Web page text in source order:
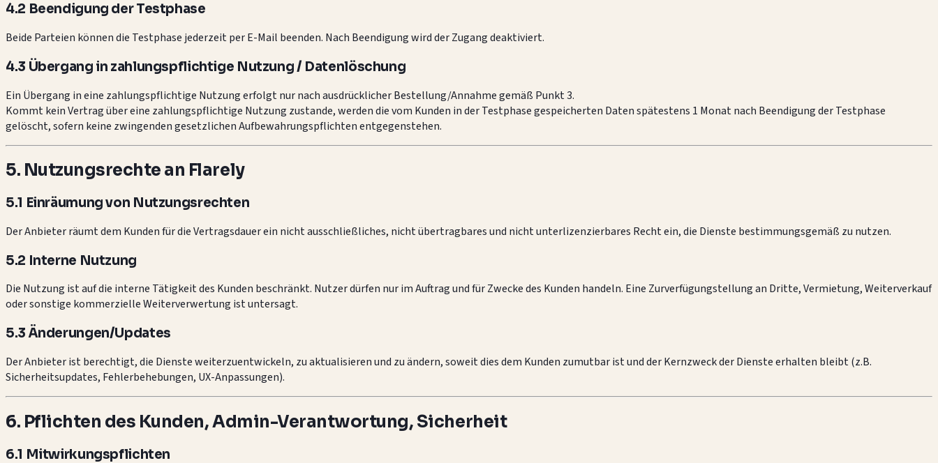
4.2 Beendigung der Testphase
Beide Parteien können die Testphase jederzeit per E-Mail beenden. Nach Beendigung wird der Zugang deaktiviert.
4.3 Übergang in zahlungspflichtige Nutzung / Datenlöschung
Ein Übergang in eine zahlungspflichtige Nutzung erfolgt nur nach ausdrücklicher Bestellung/Annahme gemäß Punkt 3.
Kommt kein Vertrag über eine zahlungspflichtige Nutzung zustande, werden die vom Kunden in der Testphase gespeicherten Daten spätestens 1 Monat nach Beendigung der Testphase
gelöscht, sofern keine zwingenden gesetzlichen Aufbewahrungspflichten entgegenstehen.
5. Nutzungsrechte an Flarely
5.1 Einräumung von Nutzungsrechten
Der Anbieter räumt dem Kunden für die Vertragsdauer ein nicht ausschließliches, nicht übertragbares und nicht unterlizenzierbares Recht ein, die Dienste bestimmungsgemäß zu nutzen.
5.2 Interne Nutzung
Die Nutzung ist auf die interne Tätigkeit des Kunden beschränkt. Nutzer dürfen nur im Auftrag und für Zwecke des Kunden handeln. Eine Zurverfügungstellung an Dritte, Vermietung, Weiterverkauf
oder sonstige kommerzielle Weiterverwertung ist untersagt.
5.3 Änderungen/Updates
Der Anbieter ist berechtigt, die Dienste weiterzuentwickeln, zu aktualisieren und zu ändern, soweit dies dem Kunden zumutbar ist und der Kernzweck der Dienste erhalten bleibt (z.B.
Sicherheitsupdates, Fehlerbehebungen, UX-Anpassungen).
6. Pflichten des Kunden, Admin-Verantwortung, Sicherheit
6.1 Mitwirkungspflichten